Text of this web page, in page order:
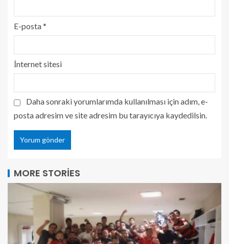
E-posta*
İnternet sitesi
Daha sonraki yorumlarımda kullanılması için adım, e-
posta adresim ve site adresim bu tarayıcıya kaydedilsin.
MORE STORIES